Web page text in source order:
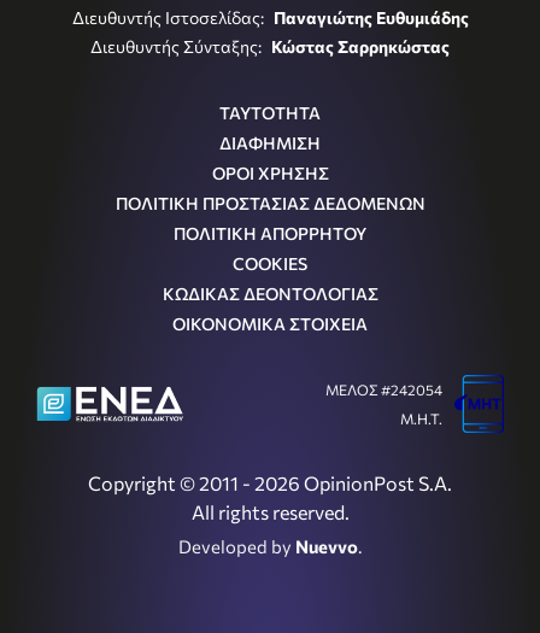
Διευθυντής Ιστοσελίδας: Παναγιώτης Ευθυμιάδης
Διευθυντής Σύνταξης: Κώστας Σαρρηκώστας
ΤΑΥΤΟΤΗΤΑ
ΔΙΑΦΗΜΙΣΗ
ΟΡΟΙ ΧΡΗΣΗΣ
ΠΟΛΙΤΙΚΗ ΠΡΟΣΤΑΣΙΑΣ ΔΕΔΟΜΕΝΩΝ
ΠΟΛΙΤΙΚΗ ΑΠΟΡΡΗΤΟΥ
COOKIES
ΚΩΔΙΚΑΣ ΔΕΟΝΤΟΛΟΓΙΑΣ
ΟΙΚΟΝΟΜΙΚΑ ΣΤΟΙΧΕΙΑ
Copyright © 2011 - 2026 OpinionPost S.A.
All rights reserved.
Developed by Nuevvo.
ΜΕΛΟΣ #242054
Μ.Η.Τ.